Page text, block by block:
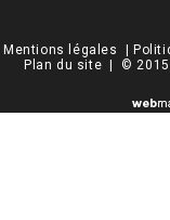
Mentions légales
Plan du site | © 2015